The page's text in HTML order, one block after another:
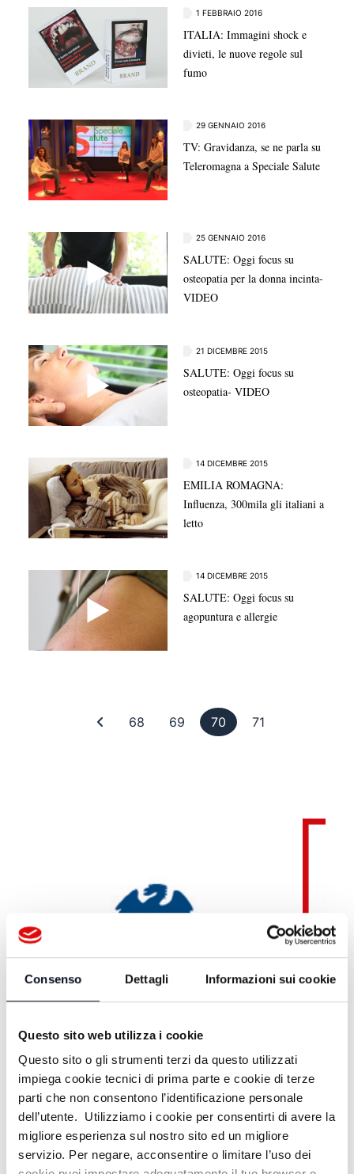
Consenso Dettagli Informazioni sui cookie
Questo sito web utilizza i cookie
Questo sito o gli strumenti terzi da questo utilizzati
impiega cookie tecnici di prima parte e cookie di terze
parti che non consentono l’identificazione personale
dell’utente. Utilizziamo i cookie per consentirti di avere la
migliore esperienza sul nostro sito ed un migliore
servizio. Per negare, acconsentire o limitare l’uso dei
1 FEBBRAIO 2016
ITALIA: Immagini shock e
divieti, le nuove regole sul
fumo
29 GENNAIO 2016
TV: Gravidanza, se ne parla su
Teleromagna a Speciale Salute
25 GENNAIO 2016
SALUTE: Oggi focus su
osteopatia per la donna incinta-
VIDEO
21 DICEMBRE 2015
SALUTE: Oggi focus su
osteopatia- VIDEO
14 DICEMBRE 2015
EMILIA ROMAGNA:
Influenza, 300mila gli italiani a
letto
14 DICEMBRE 2015
SALUTE: Oggi focus su
agopuntura e allergie
Prima pagina
68Pagina 68
69Pagina 69
70 Pagina 70
71Pagina 71
Teleromagna OnDemand